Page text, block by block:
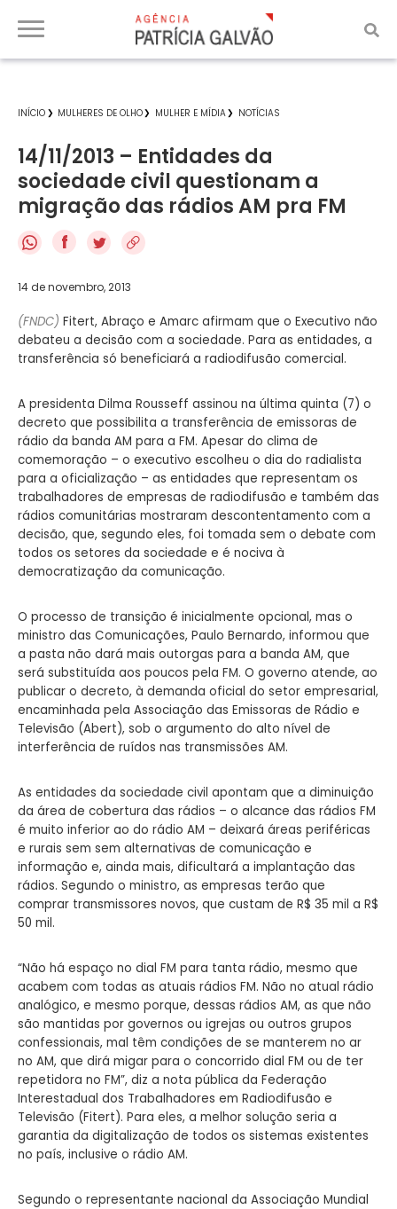
INÍCIO MULHERES DE OLHO MULHER E MÍDIA NOTÍCIAS
14/11/2013 – Entidades da
sociedade civil questionam a
migração das rádios AM pra FM
f
14 de novembro, 2013
(FNDC) Fitert, Abraço e Amarc afirmam que o Executivo não
debateu a decisão com a sociedade. Para as entidades, a
transferência só beneficiará a radiodifusão comercial.
A presidenta Dilma Rousseff assinou na última quinta (7) o
decreto que possibilita a transferência de emissoras de
rádio da banda AM para a FM. Apesar do clima de
comemoração – o executivo escolheu o dia do radialista
para a oficialização – as entidades que representam os
trabalhadores de empresas de radiodifusão e também das
rádios comunitárias mostraram descontentamento com a
decisão, que, segundo eles, foi tomada sem o debate com
todos os setores da sociedade e é nociva à
democratização da comunicação.
O processo de transição é inicialmente opcional, mas o
ministro das Comunicações, Paulo Bernardo, informou que
a pasta não dará mais outorgas para a banda AM, que
será substituída aos poucos pela FM. O governo atende, ao
publicar o decreto, à demanda oficial do setor empresarial,
encaminhada pela Associação das Emissoras de Rádio e
Televisão (Abert), sob o argumento do alto nível de
interferência de ruídos nas transmissões AM.
As entidades da sociedade civil apontam que a diminuição
da área de cobertura das rádios – o alcance das rádios FM
é muito inferior ao do rádio AM – deixará áreas periféricas
e rurais sem sem alternativas de comunicação e
informação e, ainda mais, dificultará a implantação das
rádios. Segundo o ministro, as empresas terão que
comprar transmissores novos, que custam de R$ 35 mil a R$
50 mil.
“Não há espaço no dial FM para tanta rádio, mesmo que
acabem com todas as atuais rádios FM. Não no atual rádio
analógico, e mesmo porque, dessas rádios AM, as que não
são mantidas por governos ou igrejas ou outros grupos
confessionais, mal têm condições de se manterem no ar
no AM, que dirá migar para o concorrido dial FM ou de ter
repetidora no FM”, diz a nota pública da Federação
Interestadual dos Trabalhadores em Radiodifusão e
Televisão (Fitert). Para eles, a melhor solução seria a
garantia da digitalização de todos os sistemas existentes
no país, inclusive o rádio AM.
Segundo o representante nacional da Associação Mundial